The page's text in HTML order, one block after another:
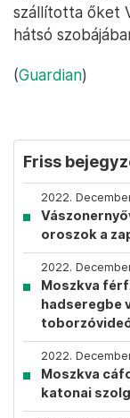
szállította őket
hátsó
(Guardian)
Friss
2022.
oroszok a
2022.
Moszkva
hadseregbe
2022.
Moszkva
katonai